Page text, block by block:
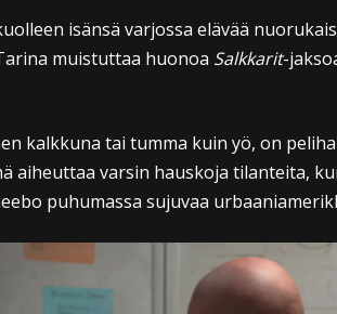
isänsä varjossa elävää
muistuttaa huonoa Salkkarit-
kalkkuna tai tumma kuin yö, on
aiheuttaa varsin hauskoja tilanteita,
puhumassa sujuvaa